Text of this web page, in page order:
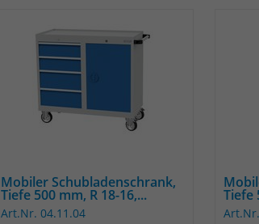
Mobiler Schubladenschrank,
Tiefe 500 mm, R 18-16,...
Art.Nr. 04.11.04
Tiefe
Zweck
Die Cookies
und weisen eine
zu, um eindeutige
Die Daten werde
gespeichert und sind
Unternehmen
Name _pk_ses
Anbieter